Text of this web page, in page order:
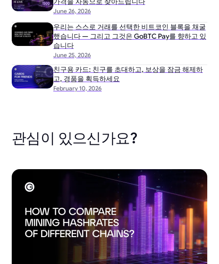
June 26, 2026
June 25, 2026
우리는 스스로 거래를 선택한 비트코인 블록을 채굴
했습니다 — 그리고 그것은 GoBTC Pay를 향하고 있
습니다
February 10, 2026
친구용 카드: 친구를 초대하고, 보상을 잠금 해제하
고, 경품을 획득하세요
관심이 있으신가요?